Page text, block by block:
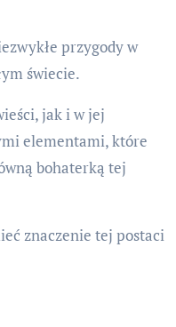
przygody w
świecie.
jak i w jej
elementami, które
bohaterką tej
znaczenie tej postaci